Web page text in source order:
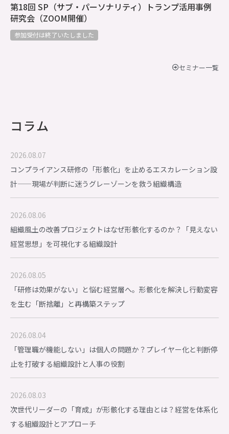
第18回 SP（サブ・パーソナリティ）トランプ活用事例
研究会（ZOOM開催）
参加受付は終了いたしました
セミナー一覧
コラム
2026.08.07
コンプライアンス研修の「形骸化」を止めるエスカレーション設
計——現場が判断に迷うグレーゾーンを救う組織構造
2026.08.06
組織風土の改善プロジェクトはなぜ形骸化するのか？「見えない
経営思想」を可視化する組織設計
2026.08.05
「研修は効果がない」と悩む経営層へ。形骸化を解決し行動変容
を生む「断捨離」と再構築ステップ
2026.08.04
「管理職が機能しない」は個人の問題か？プレイヤー化と判断停
止を打破する組織設計と人事の役割
2026.08.03
次世代リーダーの「育成」が形骸化する理由とは？経営を体系化
する組織設計とアプローチ